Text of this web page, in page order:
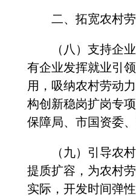
二、拓宽农村劳
（八）支持企业
有企业发挥就业引
用，吸纳农村劳动
构创新稳岗扩岗专
保障局、市国资委
（九）引导农村
提质扩容，为农村
实际，开发时间弹